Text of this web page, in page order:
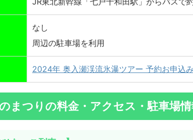
なし
周辺の駐車場を利用
2024年 奥入瀬渓流氷瀑ツアー 予約お申込
まつりの料金・アクセス・駐車場